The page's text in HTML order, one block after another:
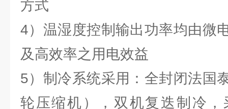
方式
4）温湿度控制输出功率均由微
及高效率之用电效益
5）制冷系统采用：全封闭法国
轮压缩机），双机复迭制冷，